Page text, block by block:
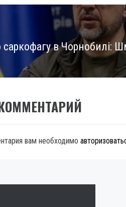
саркофагу в Чорнобилі:
вам необходимо